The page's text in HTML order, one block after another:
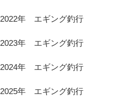
2022年 エギング釣行
2023年 エギング釣行
2024年 エギング釣行
2025年 エギング釣行